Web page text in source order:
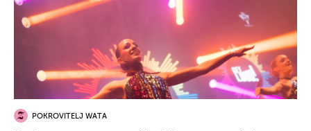
POKROVITELJ WATA